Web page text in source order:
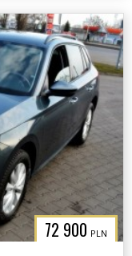
72 900 PLN